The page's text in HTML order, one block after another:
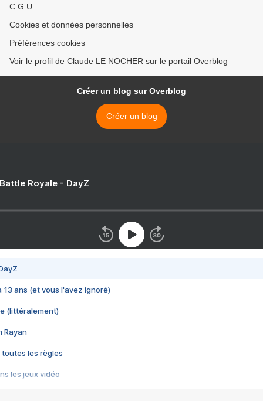
C.G.U.
Cookies et données personnelles
Préférences cookies
Voir le profil de Claude LE NOCHER sur le portail Overblog
Créer un blog sur Overblog
Créer un blog
Royale - DayZ
13 ans (et vous l'avez ignoré)
(littéralement)
Rayan
toutes les règles
les jeux vidéo